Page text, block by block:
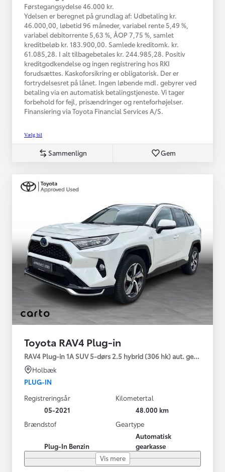
Førstegangsydelse 46.000 kr.
Ydelsen er beregnet på grundlag af: Udbetaling kr.
46.000,00, løbetid 96 måneder, variabel rente 5,49 %,
variabel debitorrente 5,63 %, ÅOP 7,75 %, samlet
kreditbeløb kr. 183.900,00. Samlede kreditomk. kr.
61.085,28. I alt tilbagebetales kr. 244.985,28. Positiv
kreditgodkendelse og ingen registrering hos RKI
forudsættes. Kaskoforsikring er obligatorisk. Der er
fortrydelsesret på lånet. Ingen løbende mdl. gebyrer ved
betaling via en automatisk betalingstjeneste. Vi tager
forbehold for fejl, prisændringer og renteforhøjelser.
Finansiering via Toyota Financial Services A/S.
Vælg bil
Sammenlign Gem
Toyota RAV4 Plug-in
RAV4 Plug-in 1A SUV 5-dørs 2.5 hybrid (306 hk) aut. gear AWD-i
Holbæk
PLUG-IN
Registreringsår
05-2021
Kilometertal
48.000 km
Brændstof
Plug-In Benzin
Geartype
Automatisk
gearkasse
Vis mere